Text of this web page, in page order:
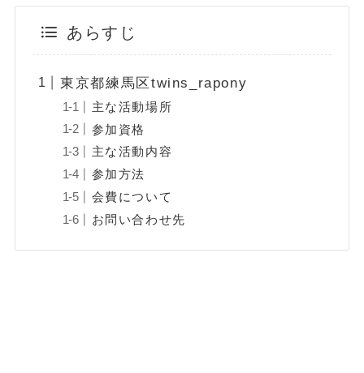
あらすじ
東京都練馬区twins_rapony
主な活動場所
参加資格
主な活動内容
参加方法
会費について
お問い合わせ先